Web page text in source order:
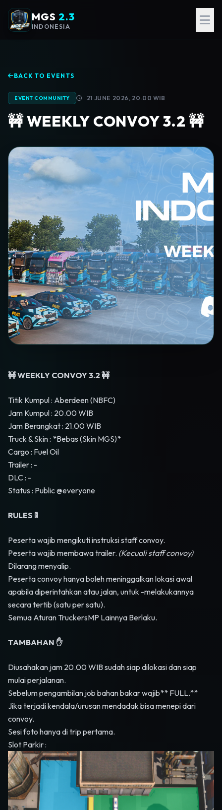
MGS 2.3
INDONESIA
BACK TO EVENTS
EVENT COMMUNITY 21 JUNE 2026, 20:00 WIB
🚧 WEEKLY CONVOY 3.2 🚧
🚧 WEEKLY CONVOY 3.2 🚧
Titik Kumpul : Aberdeen (NBFC)
Jam Kumpul : 20.00 WIB
Jam Berangkat : 21.00 WIB
Truck & Skin : *Bebas (Skin MGS)*
Cargo : Fuel Oil
Trailer : -
DLC : -
Status : Public @everyone
RULES 🚦
Peserta wajib mengikuti instruksi staff convoy.
Peserta wajib membawa trailer. (Kecuali staff convoy)
Dilarang menyalip.
Peserta convoy hanya boleh meninggalkan lokasi awal
apabila diperintahkan atau jalan, untuk -melakukannya
secara tertib (satu per satu).
Semua Aturan TruckersMP Lainnya Berlaku.
TAMBAHAN ✋
Diusahakan jam 20.00 WIB sudah siap dilokasi dan siap
mulai perjalanan.
Sebelum pengambilan job bahan bakar wajib** FULL.**
Jika terjadi kendala/urusan mendadak bisa menepi dari
convoy.
Sesi foto hanya di trip pertama.
Slot Parkir :